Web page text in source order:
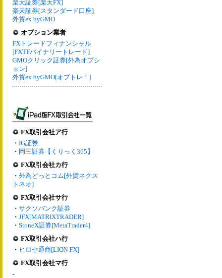
楽天証券[楽天FX]
楽天証券[スタンダード口座]
外貨ex byGMO
オプション業者
FXトレードフィナンシャル
[FXTFバイナリートレード]
GMOクリック証券[外為オプシ
ョン]
外貨ex byGMO[オプトレ！]
FX取引会社ア行
・ IG証券
・ 岡三証券【くりっく365】
FX取引会社カ行
・ 外為どっとコム[外貨ネクス
トネオ]
FX取引会社サ行
・ サクソバンク証券
・ JFX[MATRIXTRADER]
・ StoneX証券[MetaTrader4]
FX取引会社ハ行
・ ヒロセ通商[LION FX]
FX取引会社マ行
-